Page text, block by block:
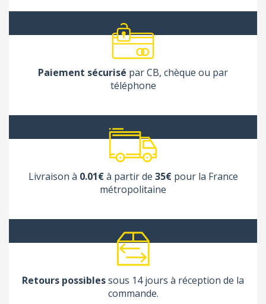
Paiement sécurisé par CB, chèque ou par
téléphone
Livraison à 0.01€à partir de 35€pour la France
métropolitaine
Retours possiblessous 14 jours à réception de la
commande.